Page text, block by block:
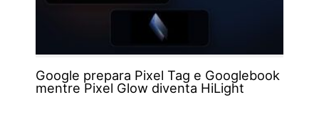
Google prepara Pixel Tag e Googlebook
mentre Pixel Glow diventa HiLight